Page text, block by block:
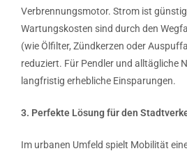
Verbrennungsmotor. Strom ist
Wartungskosten sind durch den
(wie Ölfilter, Zündkerzen oder
reduziert. Für Pendler und alltägliche
langfristig erhebliche Einsparungen.
3. Perfekte Lösung für den
Im urbanen Umfeld spielt Mobilität